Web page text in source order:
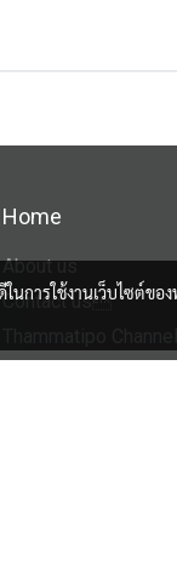
Home
About us
Contact us
การใช้งานเว็บไซต์ขอ